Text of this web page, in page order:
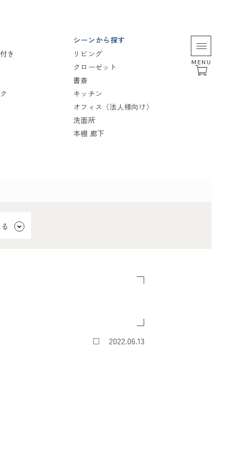
き
シーンから探す
リビング
クローゼット
書斎
キッチン
オフィス（法人様向け）
洗面所
本棚 廊下
MENU
2022.06.13